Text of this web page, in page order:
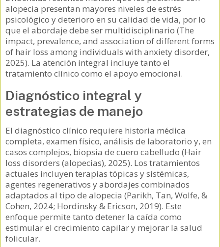
alopecia presentan mayores niveles de estrés
psicológico y deterioro en su calidad de vida, por lo
que el abordaje debe ser multidisciplinario (The
impact, prevalence, and association of different forms
of hair loss among individuals with anxiety disorder,
2025). La atención integral incluye tanto el
tratamiento clínico como el apoyo emocional.
Diagnóstico integral y
estrategias de manejo
El diagnóstico clínico requiere historia médica
completa, examen físico, análisis de laboratorio y, en
casos complejos, biopsia de cuero cabelludo (Hair
loss disorders (alopecias), 2025). Los tratamientos
actuales incluyen terapias tópicas y sistémicas,
agentes regenerativos y abordajes combinados
adaptados al tipo de alopecia (Parikh, Tan, Wolfe, &
Cohen, 2024; Hordinsky & Ericson, 2019). Este
enfoque permite tanto detener la caída como
estimular el crecimiento capilar y mejorar la salud
folicular.